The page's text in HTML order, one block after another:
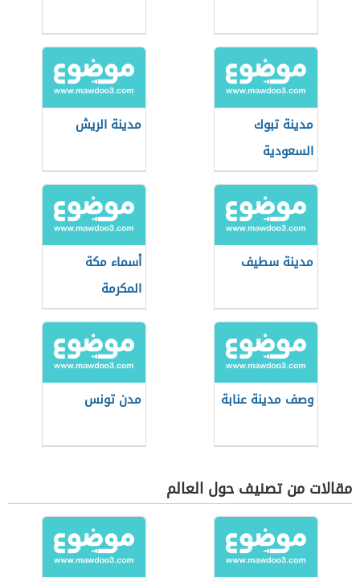
مدينة تبوك
السعودية
مدينة الريش
مدينة سطيف
أسماء مكة
المكرمة
وصف مدينة عنابة مدن تونس
مقالات من تصنيف حول العالم